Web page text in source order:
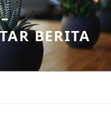
BERITA